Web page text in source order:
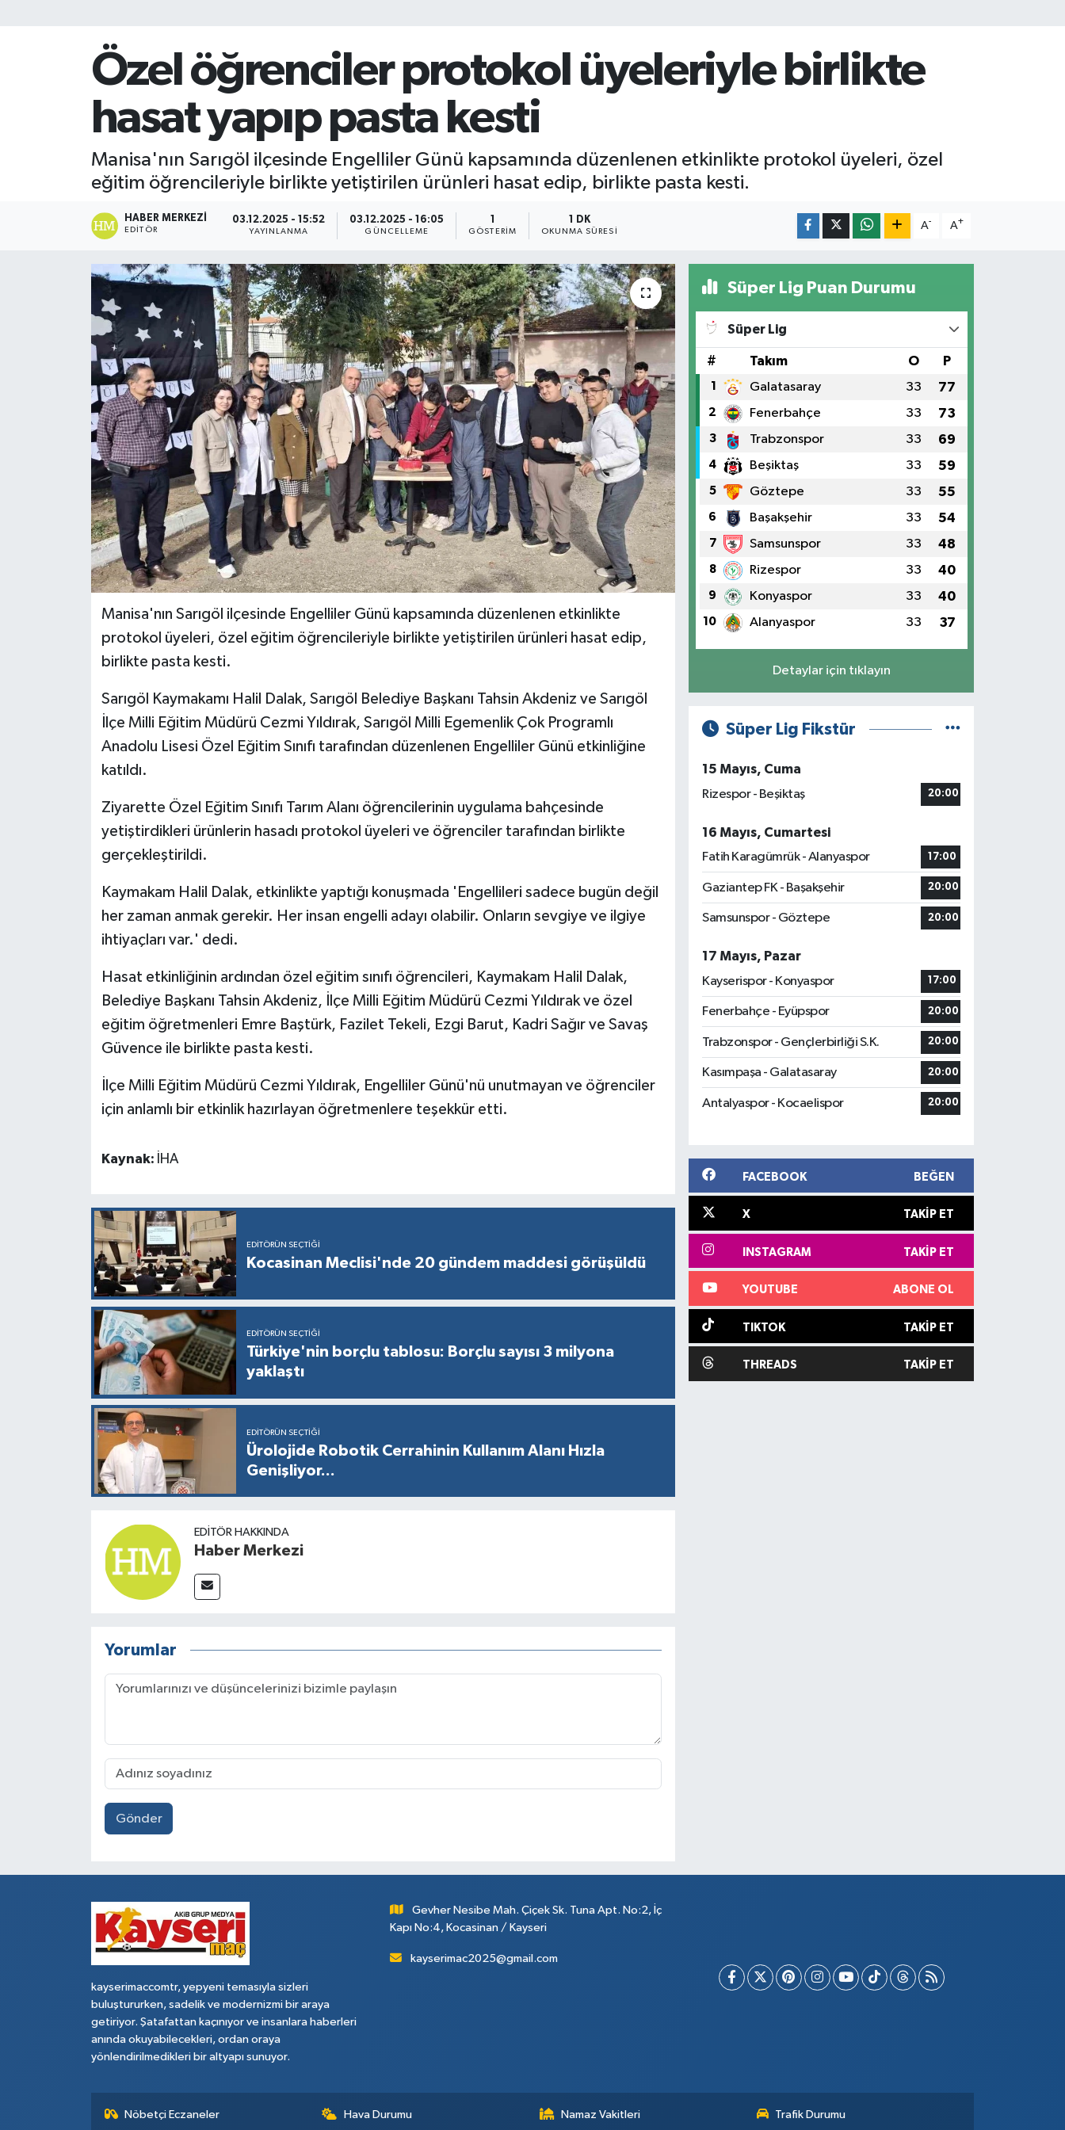
Özel öğrenciler protokol üyeleriyle birlikte
hasat yapıp pasta kesti
Manisa'nın Sarıgöl ilçesinde Engelliler Günü kapsamında düzenlenen etkinlikte protokol üyeleri, özel
eğitim öğrencileriyle birlikte yetiştirilen ürünleri hasat edip, birlikte pasta kesti.
HABER MERKEZI
EDITÖR
03.12.2025 - 15:52
YAYINLANMA
03.12.2025 - 16:05
GÜNCELLEME GÖSTERIM
1 DK
OKUNMA SÜRESI
A- A+
Manisa'nın Sarıgöl ilçesinde Engelliler Günü kapsamında düzenlenen etkinlikte
protokol üyeleri, özel eğitim öğrencileriyle birlikte yetiştirilen ürünleri hasat edip,
birlikte pasta kesti.
Sarıgöl Kaymakamı Halil Dalak, Sarıgöl Belediye Başkanı Tahsin Akdeniz ve Sarıgöl
İlçe Milli Eğitim Müdürü Cezmi Yıldırak, Sarıgöl Milli Egemenlik Çok Programlı
Anadolu Lisesi Özel Eğitim Sınıfı tarafından düzenlenen Engelliler Günü etkinliğine
katıldı.
Ziyarette Özel Eğitim Sınıfı Tarım Alanı öğrencilerinin uygulama bahçesinde
yetiştirdikleri ürünlerin hasadı protokol üyeleri ve öğrenciler tarafından birlikte
gerçekleştirildi.
Kaymakam Halil Dalak, etkinlikte yaptığı konuşmada 'Engellileri sadece bugün değil
her zaman anmak gerekir. Her insan engelli adayı olabilir. Onların sevgiye ve ilgiye
ihtiyaçları var.' dedi.
Hasat etkinliğinin ardından özel eğitim sınıfı öğrencileri, Kaymakam Halil Dalak,
Belediye Başkanı Tahsin Akdeniz, İlçe Milli Eğitim Müdürü Cezmi Yıldırak ve özel
eğitim öğretmenleri Emre Baştürk, Fazilet Tekeli, Ezgi Barut, Kadri Sağır ve Savaş
Güvence ile birlikte pasta kesti.
İlçe Milli Eğitim Müdürü Cezmi Yıldırak, Engelliler Günü'nü unutmayan ve öğrenciler
için anlamlı bir etkinlik hazırlayan öğretmenlere teşekkür etti.
Kaynak: İHA
EDITÖRÜN SEÇTIĞI
Kocasinan Meclisi'nde 20 gündem maddesi görüşüldü
EDITÖRÜN SEÇTIĞI
Türkiye'nin borçlu tablosu: Borçlu sayısı 3 milyona
yaklaştı
EDITÖRÜN SEÇTIĞI
Ürolojide Robotik Cerrahinin Kullanım Alanı Hızla
Genişliyor...
EDITÖR HAKKINDA
Haber Merkezi
Yorumlar
Gönder
Süper Lig Puan Durumu
Süper Lig
# Takım O P
1 Galatasaray 33 77
2 Fenerbahçe 33 73
3 Trabzonspor 33 69
4 Beşiktaş 33 59
5 Göztepe 33 55
6 Başakşehir 33 54
7 Samsunspor 33 48
8 Rizespor 33 40
9 Konyaspor 33 40
10 Alanyaspor 33 37
Detaylar için tıklayın
Süper Lig Fikstür
15 Mayıs, Cuma
Rizespor - Beşiktaş
20:00
16 Mayıs, Cumartesi
Fatih Karagümrük - Alanyaspor
17:00
Gaziantep FK - Başakşehir 20:00
Samsunspor - Göztepe 20:00
17 Mayıs, Pazar
Kayserispor - Konyaspor
17:00
Fenerbahçe - Eyüpspor 20:00
Trabzonspor - Gençlerbirliği S.K. 20:00
Kasımpaşa - Galatasaray 20:00
Antalyaspor - Kocaelispor 20:00
FACEBOOK BEĞEN
X TAKIP ET
INSTAGRAM TAKIP ET
YOUTUBE ABONE OL
TIKTOK TAKIP ET
THREADS TAKIP ET
kayserimaccomtr, yepyeni temasıyla sizleri
buluştururken, sadelik ve modernizmi bir araya
getiriyor. Şatafattan kaçınıyor ve insanlara haberleri
anında okuyabilecekleri, ordan oraya
yönlendirilmedikleri bir altyapı sunuyor.
Gevher Nesibe Mah. Çiçek Sk. Tuna Apt. No:2, İç
Kapı No:4, Kocasinan / Kayseri
kayserimac2025@gmail.com
Nöbetçi Eczaneler Hava Durumu Namaz Vakitleri Trafik Durumu